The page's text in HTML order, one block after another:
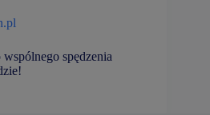
wspólnego spędzenia